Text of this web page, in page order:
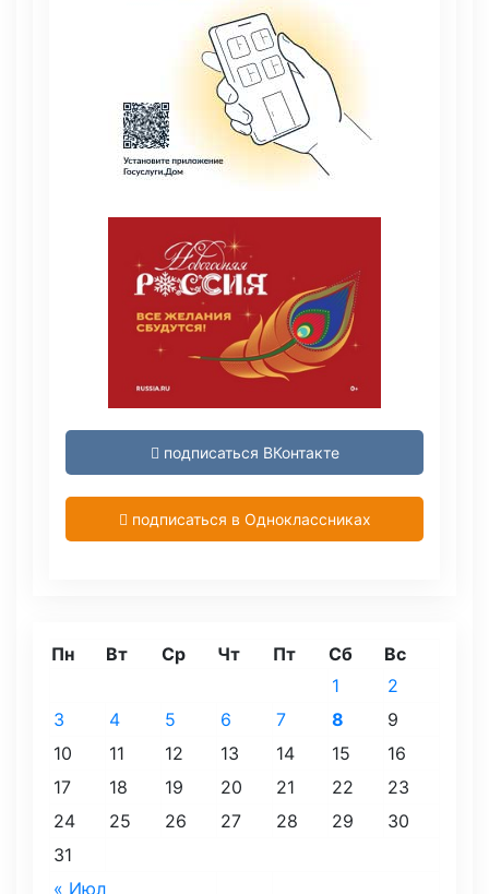
подписаться ВКонтакте
подписаться в Одноклассниках
Пн Вт Ср Чт Пт Сб Вс
« Июл
1
2
3
4 5 6 7 8
9
10
11 12 13 14 15
16
17
18 19 20 21 22
23
24
25 26 27 28 29
30
31